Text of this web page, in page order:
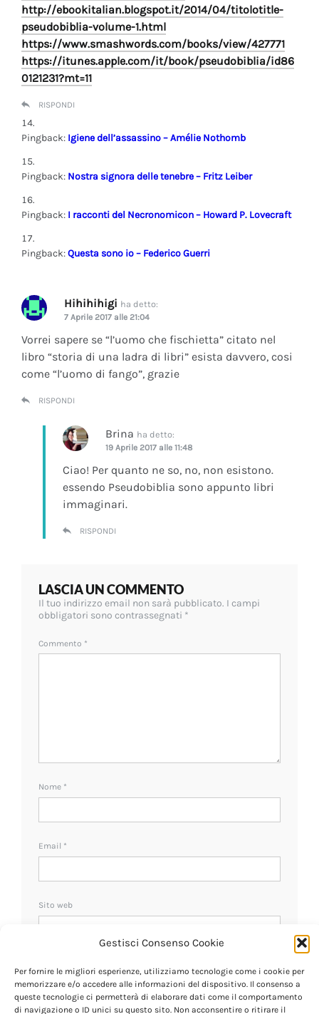
Gestisci Consenso Cookie
Per fornire le migliori esperienze, utilizziamo tecnologie come i cookie per
memorizzare e/o accedere alle informazioni del dispositivo. Il consenso a
queste tecnologie ci permetterà di elaborare dati come il comportamento
di navigazione o ID unici su questo sito. Non acconsentire o ritirare il
http://ebookitalian.blogspot.it/2014/04/titolotitle-
pseudobiblia-volume-1.html
https://www.smashwords.com/books/view/427771
https://itunes.apple.com/it/book/pseudobiblia/id86
0121231?mt=11
RISPONDI
Pingback: Igiene dell’assassino – Amélie Nothomb
Pingback: Nostra signora delle tenebre – Fritz Leiber
Pingback: I racconti del Necronomicon – Howard P. Lovecraft
Pingback:Questa sono io – Federico Guerri
Hihihihigi ha detto:
7 Aprile 2017 alle 21:04
Vorrei sapere se “l’uomo che fischietta” citato nel
libro “storia di una ladra di libri” esista davvero, cosi
come “l’uomo di fango”, grazie
RISPONDI
Brina ha detto:
19 Aprile 2017 alle 11:48
Ciao! Per quanto ne so, no, non esistono.
essendo Pseudobiblia sono appunto libri
immaginari.
RISPONDI
LASCIA UN COMMENTO
Il tuo indirizzo email non sarà pubblicato. I campi
obbligatori sono contrassegnati *
Commento *
Nome *
Email *
Sito web